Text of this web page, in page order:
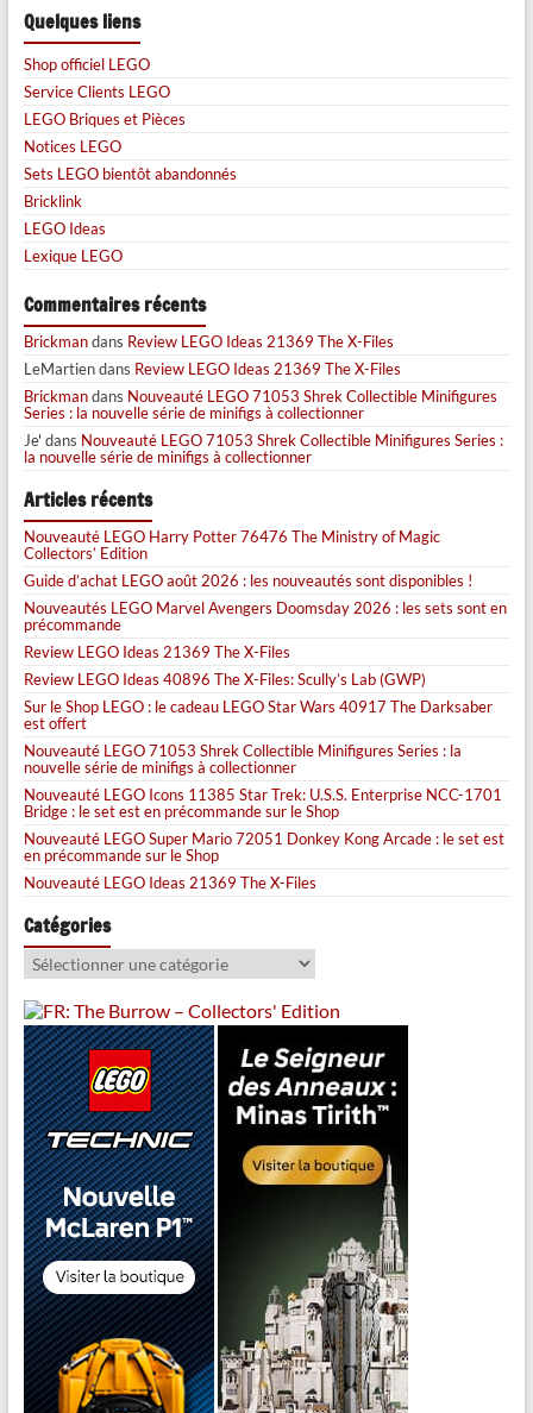
Quelques liens
Shop officiel LEGO
Service Clients LEGO
LEGO Briques et Pièces
Notices LEGO
Sets LEGO bientôt abandonnés
Bricklink
LEGO Ideas
Lexique LEGO
Commentaires récents
Brickmandans Review LEGO Ideas 21369 The X-Files
LeMartiendans Review LEGO Ideas 21369 The X-Files
Brickmandans Nouveauté LEGO 71053 Shrek Collectible Minifigures
Series : la nouvelle série de minifigs à collectionner
Je' dans Nouveauté LEGO 71053 Shrek Collectible Minifigures Series :
la nouvelle série de minifigs à collectionner
Articles récents
Nouveauté LEGO Harry Potter 76476 The Ministry of Magic
Collectors’ Edition
Guide d’achat LEGO août 2026 : les nouveautés sont disponibles !
Nouveautés LEGO Marvel Avengers Doomsday 2026 : les sets sont en
précommande
Review LEGO Ideas 21369 The X-Files
Review LEGO Ideas 40896 The X-Files: Scully’s Lab (GWP)
Sur le Shop LEGO : le cadeau LEGO Star Wars 40917 The Darksaber
est offert
Nouveauté LEGO 71053 Shrek Collectible Minifigures Series : la
nouvelle série de minifigs à collectionner
Nouveauté LEGO Icons 11385 Star Trek: U.S.S. Enterprise NCC-1701
Bridge : le set est en précommande sur le Shop
Nouveauté LEGO Super Mario 72051 Donkey Kong Arcade : le set est
en précommande sur le Shop
Nouveauté LEGO Ideas 21369 The X-Files
Catégories
Catégories